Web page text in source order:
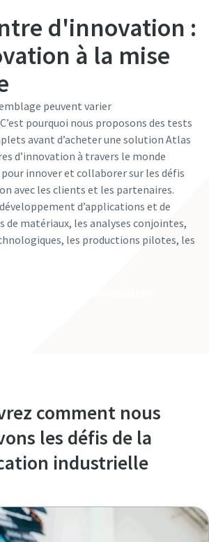
d'innovation :
à la mise
peuvent varier
pourquoi nous proposons des tests
avant d’acheter une solution Atlas
d’innovation à travers le monde
innover et collaborer sur les défis
avec les clients et les partenaires.
d’applications et de
de matériaux, les analyses conjointes,
les productions pilotes, les
comment nous
les défis de la
industrielle